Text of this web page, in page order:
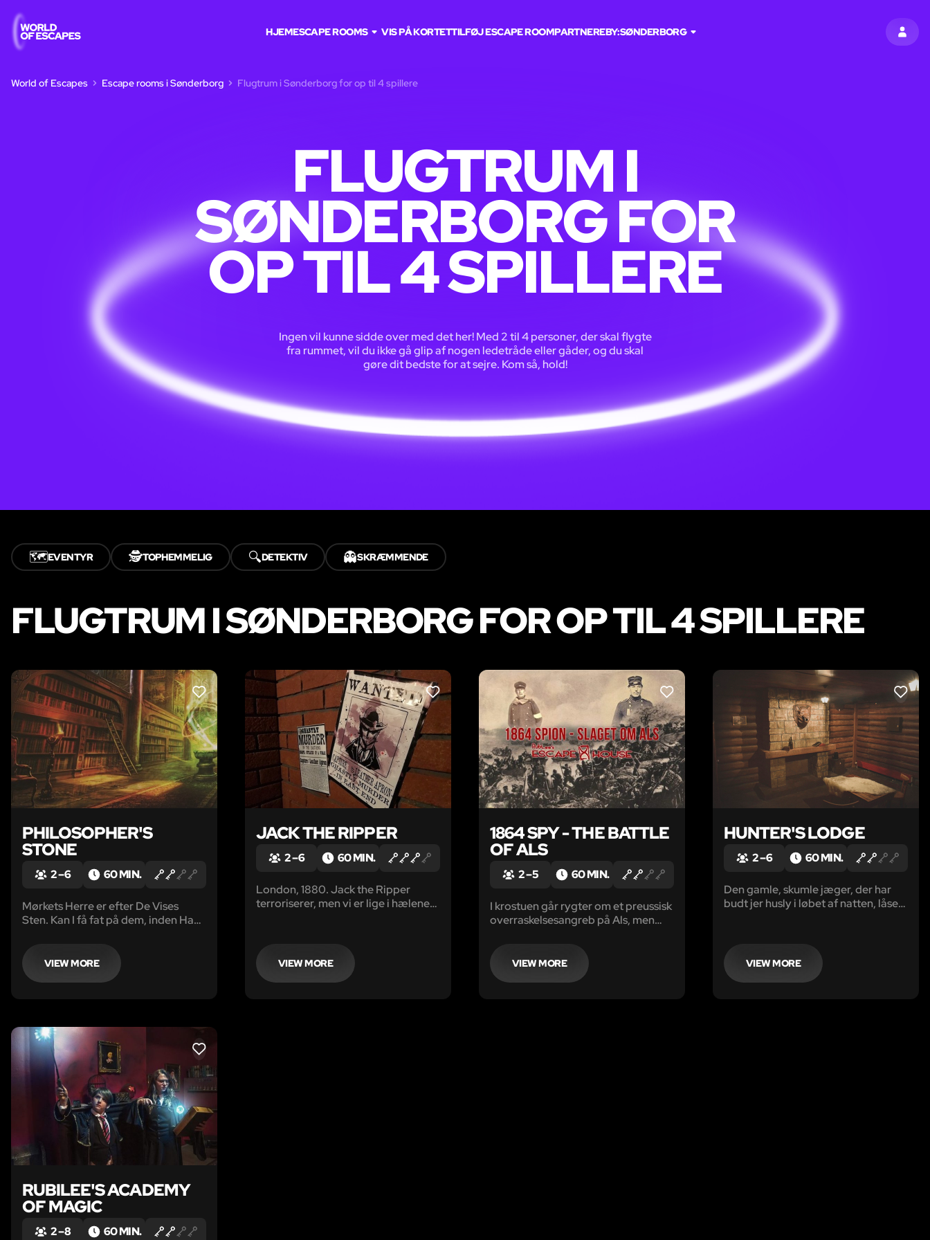
LOG
HJEMESCAPE ROOMS VIS PÅ KORTETTILFØJ ESCAPE ROOMPARTNEREBY:SØNDERBORG
World of Escapes Escape rooms i Sønderborg Flugtrum i Sønderborg for op til 4 spillere
FLUGTRUM I
SØNDERBORG FOR
OP TIL 4 SPILLERE
Ingen vil kunne sidde over med det her! Med 2 til 4 personer, der skal flygte
fra rummet, vil du ikke gå glip af nogen ledetråde eller gåder, og du skal
gøre dit bedste for at sejre. Kom så, hold!
🗺️EVENTYR 🕵️TOPHEMMELIG 🔍DETEKTIV 👻SKRÆMMENDE
FLUGTRUM I SØNDERBORG FOR OP TIL 4 SPILLERE
LIKE
PHILOSOPHER'S
STONE
2 – 6 60 MIN.
Mørkets Herre er efter De Vises
Sten. Kan I få fat på dem, inden Han
VIEW MORE
LIKE
JACK THE RIPPER
2 – 6 60 MIN.
London, 1880. Jack the Ripper
terroriserer, men vi er lige i hælene
VIEW MORE
LIKE
1864 SPY - THE BATTLE
OF ALS
2 – 5 60 MIN.
I krostuen går rygter om et preussisk
overraskelsesangreb på Als, men
VIEW MORE
LIKE
HUNTER'S LODGE
2 – 6 60 MIN.
Den gamle, skumle jæger, der har
budt jer husly i løbet af natten, låser
tilbage?VIEW MORE
LIKE
RUBILEE'S ACADEMY
OF MAGIC
2 – 8 60 MIN.